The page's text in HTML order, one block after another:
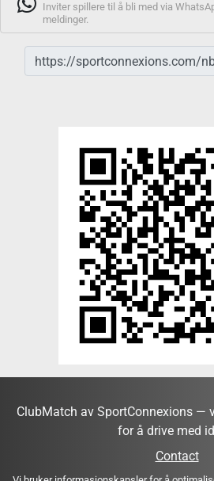
Inviter spillere til å bli med via
meldinger.
ClubMatch av SportConnexions —
for å drive med
Contact